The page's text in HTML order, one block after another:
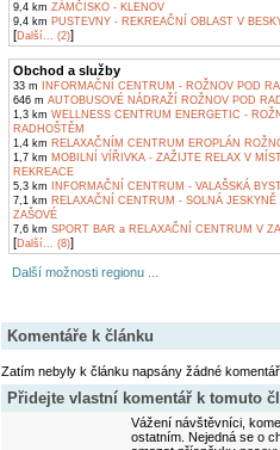
9,4 km ZÁMČISKO - KLENOV
9,4 km PUSTEVNY - REKREAČNÍ OBLAST V
[Další... (2)]
Obchod a služby
33 m INFORMAČNÍ CENTRUM - ROŽNOV POD
646 m AUTOBUSOVÉ NÁDRAŽÍ ROŽNOV POD
1,3 km WELLNESS CENTRUM ENERGETIC -
RADHOŠTĚM
1,4 km RELAXAČNÍM CENTRUM EROPLÁN
1,7 km MOBILNÍ VÍŘIVKA - ZAŽIJTE RELAX V
REKREACE
5,3 km INFORMAČNÍ CENTRUM - VALAŠSKÁ
7,1 km RELAXAČNÍ CENTRUM - SOLNÁ JESKYNĚ
ZAŠOVÉ
7,6 km SPORT BAR a RELAXAČNÍ CENTRUM V
[Další... (8)]
Další možnosti regionu ...
Komentáře k článku
Zatím nebyly k článku napsány žádné
Přidejte vlastní komentář k tomuto
Vážení návštěvníci,
ostatním. Nejedná se o